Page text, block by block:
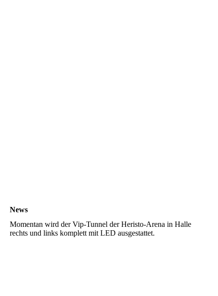
News
Momentan wird der Vip-Tunnel der Heristo-Arena in Halle
rechts und links komplett mit LED ausgestattet.